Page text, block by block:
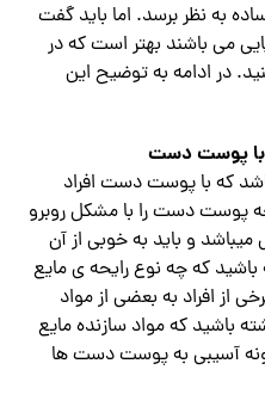
به نظر برسد. اما باید گفت
می باشند بهتر است که در
در ادامه به توضیح این
که با پوست دست افراد
پوست دست را با مشکل روبرو
و باید به خوبی از آن
باشید که چه نوع رایحه ی مایع
از افراد به بعضی از مواد
باشید که مواد سازنده مایع
آسیبی به پوست دست ها